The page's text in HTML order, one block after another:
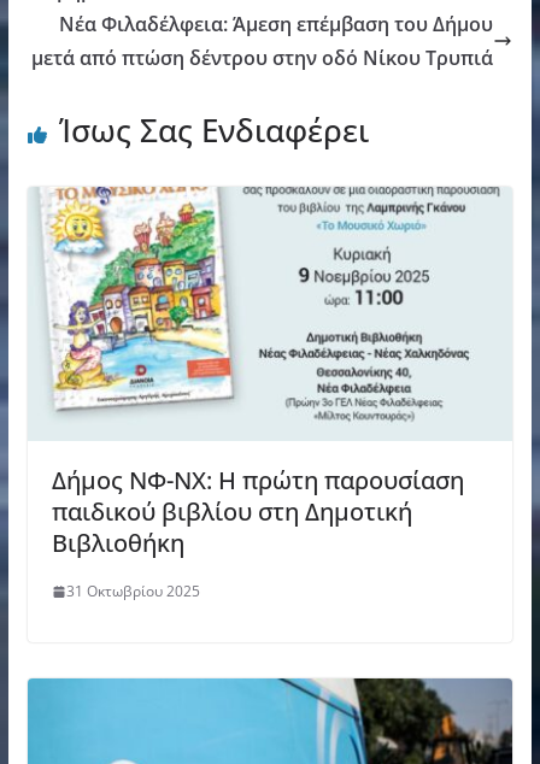
Νέα Φιλαδέλφεια: Άμεση επέμβαση του Δήμου
μετά από πτώση δέντρου στην οδό Νίκου Τρυπιά
Ίσως Σας Ενδιαφέρει
Δήμος ΝΦ-ΝΧ: Η πρώτη παρουσίαση
παιδικού βιβλίου στη Δημοτική
Βιβλιοθήκη
31 Οκτωβρίου 2025